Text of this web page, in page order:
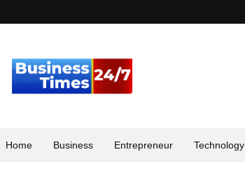
Home Business Entrepreneur Technology